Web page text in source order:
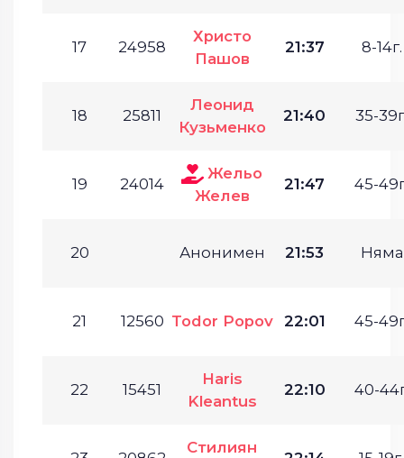
17 24958
Христо
Пашов
21:37 8-14г.
18 25811
Леонид
Кузьменко
21:40 35-
19 24014
Жельо
Желев
21:47 45-
20 Анонимен 21:53 Няма
21 12560 Todor Popov 22:01 45-
22 15451
Haris
Kleantus
22:10 40-
Стилиян